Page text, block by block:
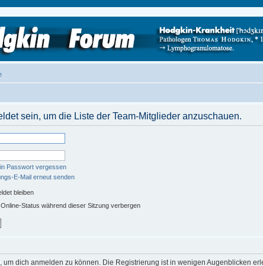
sein, um die Liste der Team-Mitglieder anzuschauen.
Passwort vergessen
E-Mail erneut senden
bleiben
Online-Status während dieser Sitzung verbergen
um dich anmelden zu können. Die Registrierung ist in wenigen Augenblicken